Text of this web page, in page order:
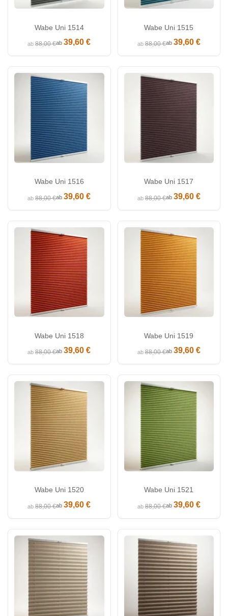
Wabe Uni 1514
ab88,00 €ab39,60 €
Wabe Uni 1515
ab88,00 €ab 39,60 €
Wabe Uni 1516
ab88,00 €ab39,60 €
Wabe Uni 1517
ab88,00 €ab 39,60 €
Wabe Uni 1518
ab88,00 €ab39,60 €
Wabe Uni 1519
ab88,00 €ab 39,60 €
Wabe Uni 1520
ab88,00 €ab39,60 €
Wabe Uni 1521
ab88,00 €ab 39,60 €